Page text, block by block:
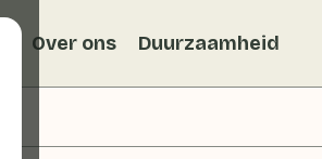
Over ons Duurzaamheid